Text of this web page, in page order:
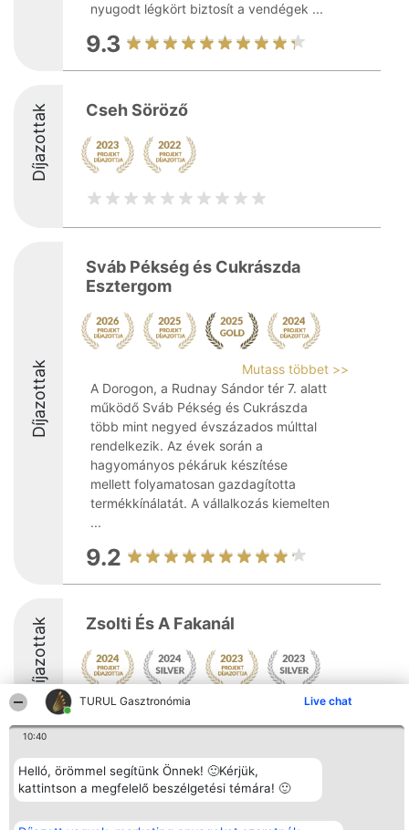
TURUL Gasztronómia Live chat
10:40
Helló, örömmel segítünk Önnek! 🙂Kérjük,
kattintson a megfelelő beszélgetési témára! 🙂
nyugodt légkört biztosít a vendégek ...
9.3
Díjazottak Cseh Söröző
Díjazottak
Sváb Pékség és Cukrászda
Esztergom
Mutass többet >>
A Dorogon, a Rudnay Sándor tér 7. alatt
működő Sváb Pékség és Cukrászda
több mint negyed évszázados múlttal
rendelkezik. Az évek során a
hagyományos pékáruk készítése
mellett folyamatosan gazdagította
termékkínálatát. A vállalkozás kiemelten
...
9.2
Díjazottak Zsolti És A Fakanál
Rangsorszervező
SC Beautiful Company S.R.L.
Bulevardul Aleea Timișul De
Népszavazás
Nyertesek
Az összes
Elérhetőség